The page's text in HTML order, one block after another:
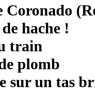
Coronado
hache !
train
plomb
sur un tas